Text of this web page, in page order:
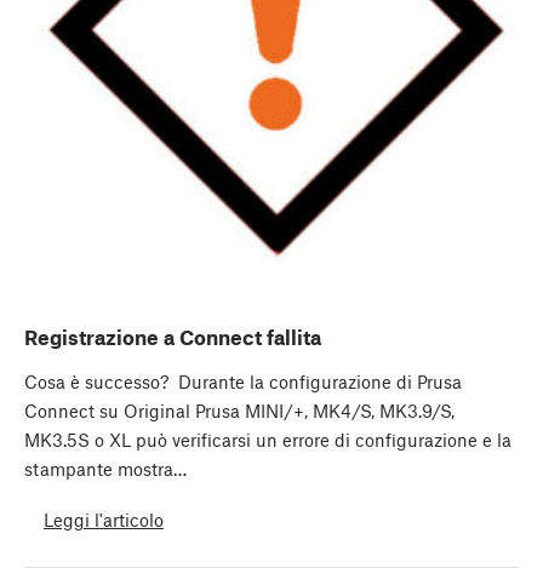
Registrazione a Connect fallita
Cosa è successo? Durante la configurazione di Prusa
Connect su Original Prusa MINI/+, MK4/S, MK3.9/S,
MK3.5S o XL può verificarsi un errore di configurazione e la
stampante mostra…
Leggi l'articolo